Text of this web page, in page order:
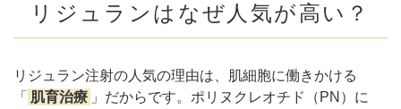
リジュランはなぜ人気が高い？
リジュラン注射の人気の理由は、肌細胞に働きかける
「 肌育治療 」だからです。ポリヌクレオチド（PN）に